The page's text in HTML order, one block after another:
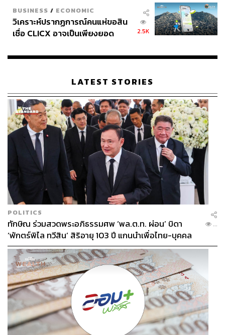
BUSINESS / ECONOMIC
วิเคราะห์ปรากฏการณ์คนแห่ขอสิน
เชื่อ CLICX อาจเป็นเพียงยอด
เรือนไทยที่ถูกซุกไว้
2.5K
LATEST STORIES
POLITICS
ทักษิณ ร่วมสวดพระอภิธรรมศพ ‘พล.ต.ท. ผ่อน’ บิดา
‘พักตร์พิไล ทวีสิน’ สิริอายุ 103 ปี แกนนำเพื่อไทย-บุคคล
หลากวงการร่วมอาลัย
...